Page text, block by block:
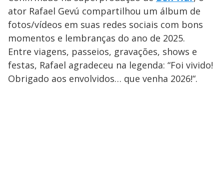
ator Rafael Gevú compartilhou um álbum de
fotos/vídeos em suas redes sociais com bons
momentos e lembranças do ano de 2025.
Entre viagens, passeios, gravações, shows e
festas, Rafael agradeceu na legenda: “Foi vivido!
Obrigado aos envolvidos… que venha 2026!“.